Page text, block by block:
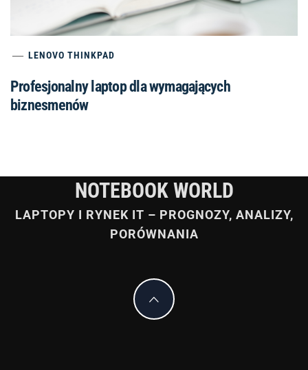
LENOVO THINKPAD
Profesjonalny laptop dla wymagających
biznesmenów
NOTEBOOK WORLD
LAPTOPY I RYNEK IT – PROGNOZY, ANALIZY,
PORÓWNANIA